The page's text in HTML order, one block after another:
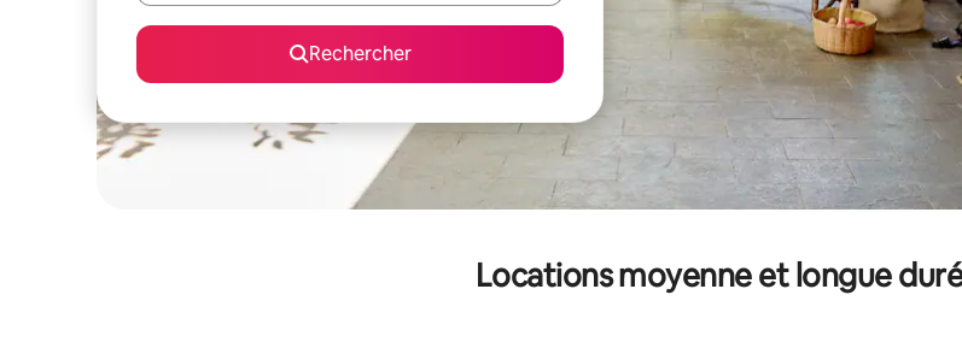
Rechercher
Locations moyenne et longue